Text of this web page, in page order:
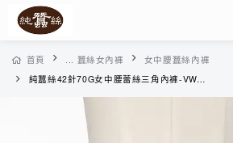
首頁 ... 蠶絲女內褲
女中腰蠶絲內褲
純蠶絲42針70G女中腰蕾絲三角內褲-VWA1A1032C(珠粉)